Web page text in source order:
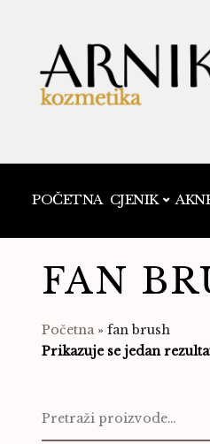
POČETNA CJENIK
FAN
Početna» fan brush
Prikazuje se jedan